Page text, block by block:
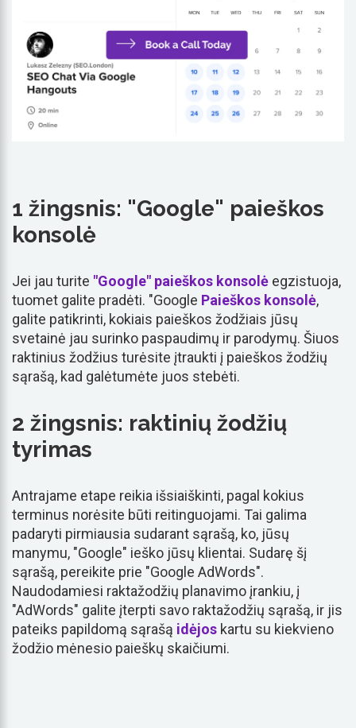
1 žingsnis: "Google" paieškos
konsolė
Jei jau turite "Google" paieškos konsolė egzistuoja,
tuomet galite pradėti. "Google Paieškos konsolė,
galite patikrinti, kokiais paieškos žodžiais jūsų
svetainė jau surinko paspaudimų ir parodymų. Šiuos
raktinius žodžius turėsite įtraukti į paieškos žodžių
sąrašą, kad galėtumėte juos stebėti.
2 žingsnis: raktinių žodžių
tyrimas
Antrajame etape reikia išsiaiškinti, pagal kokius
terminus norėsite būti reitinguojami. Tai galima
padaryti pirmiausia sudarant sąrašą, ko, jūsų
manymu, "Google" ieško jūsų klientai. Sudarę šį
sąrašą, pereikite prie "Google AdWords".
Naudodamiesi raktažodžių planavimo įrankiu, į
"AdWords" galite įterpti savo raktažodžių sąrašą, ir jis
pateiks papildomą sąrašą idėjos kartu su kiekvieno
žodžio mėnesio paieškų skaičiumi.